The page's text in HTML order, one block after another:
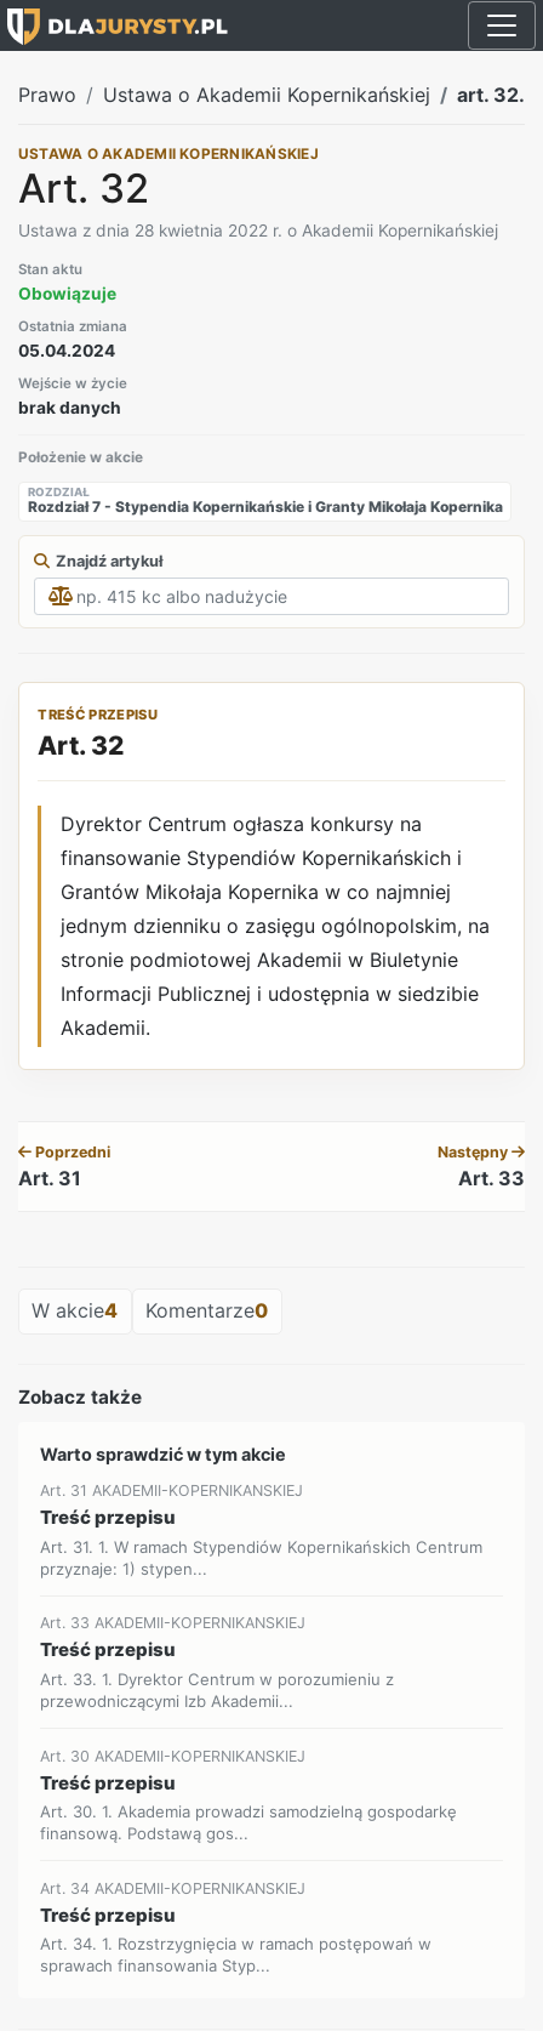
Prawo Ustawa o Akademii Kopernikańskiej art. 32.
USTAWA O AKADEMII KOPERNIKAŃSKIEJ
Art. 32
Ustawa z dnia 28 kwietnia 2022 r. o Akademii Kopernikańskiej
Stan aktu
Obowiązuje
Ostatnia zmiana
05.04.2024
Wejście w życie
brak danych
Położenie w akcie
ROZDZIAŁ
Rozdział 7 - Stypendia Kopernikańskie i Granty Mikołaja Kopernika
Znajdź artykuł
TREŚĆ PRZEPISU
Art. 32
Dyrektor Centrum ogłasza konkursy na
finansowanie Stypendiów Kopernikańskich i
Grantów Mikołaja Kopernika w co najmniej
jednym dzienniku o zasięgu ogólnopolskim, na
stronie podmiotowej Akademii w Biuletynie
Informacji Publicznej i udostępnia w siedzibie
Akademii.
Poprzedni
Art. 31
Następny
Art. 33
W akcie4 Komentarze0
Zobacz także
Warto sprawdzić w tym akcie
Art. 31 AKADEMII-KOPERNIKANSKIEJ
Treść przepisu
Art. 31. 1. W ramach Stypendiów Kopernikańskich Centrum
przyznaje: 1) stypen...
Art. 33 AKADEMII-KOPERNIKANSKIEJ
Treść przepisu
Art. 33. 1. Dyrektor Centrum w porozumieniu z
przewodniczącymi Izb Akademii...
Art. 30 AKADEMII-KOPERNIKANSKIEJ
Treść przepisu
Art. 30. 1. Akademia prowadzi samodzielną gospodarkę
finansową. Podstawą gos...
Art. 34 AKADEMII-KOPERNIKANSKIEJ
Treść przepisu
Art. 34. 1. Rozstrzygnięcia w ramach postępowań w
sprawach finansowania Styp...